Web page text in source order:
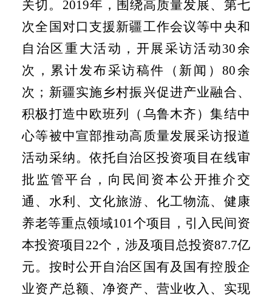
关切。 2019年，围绕高质量发展、第七
次全国对口支援新疆工作会议等中央和
自治区重大活动，开展采访活动30余
次，累计发布采访稿件（新闻）80余
次；新疆实施乡村振兴促进产业融合、
积极打造中欧班列（乌鲁木齐）集结中
心等被中宣部推动高质量发展采访报道
活动采纳。依托自治区投资项目在线审
批监管平台，向民间资本公开推介交
通、水利、文化旅游、化工物流、健康
养老等重点领域101 个项目，引入民间资
本投资项目 22个，涉及项目总投资87.7亿
元。按时公开自治区国有及国有控股企
业资产总额、净资产、营业收入、实现